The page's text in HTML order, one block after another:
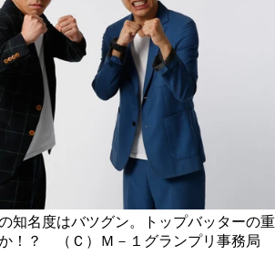
知名度はバツグン。トップバッターの重
！？ （Ｃ）Ｍ－１グランプリ事務局